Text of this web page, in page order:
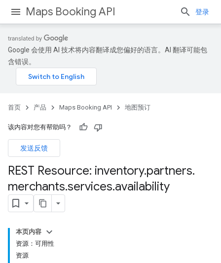
Maps Booking API 登录
Google 会使用 AI 技术将内容翻译成您偏好的语言。AI 翻译可能包
含错误。
首页 产品 Maps Booking API 地图预订
该内容对您有帮助吗？
发送反馈
REST Resource: inventory.partners.
merchants.services.availability
本页内容
资源：可用性
资源